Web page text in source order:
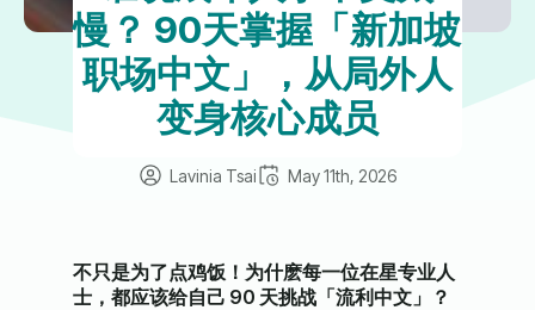
慢？ 90天掌握「新加坡
职场中文」，从局外人
变身核心成员
Lavinia Tsai May 11th, 2026
不只是为了点鸡饭！为什麽每一位在星专业人
士，都应该给自己 90 天挑战「流利中文」？